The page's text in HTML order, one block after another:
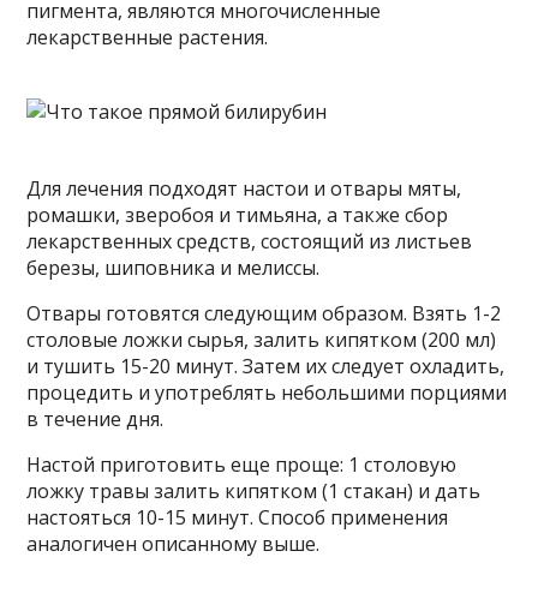
пигмента, являются многочисленные
лекарственные растения.
Для лечения подходят настои и отвары мяты,
ромашки, зверобоя и тимьяна, а также сбор
лекарственных средств, состоящий из листьев
березы, шиповника и мелиссы.
Отвары готовятся следующим образом. Взять 1-2
столовые ложки сырья, залить кипятком (200 мл)
и тушить 15-20 минут. Затем их следует охладить,
процедить и употреблять небольшими порциями
в течение дня.
Настой приготовить еще проще: 1 столовую
ложку травы залить кипятком (1 стакан) и дать
настояться 10-15 минут. Способ применения
аналогичен описанному выше.